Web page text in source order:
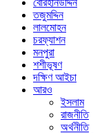
বোরহানউদ্দিন
তজুমদ্দিন
লালমোহন
চরফ্যাশন
মনপুরা
শশীভূষণ
দক্ষিণ আইচা
আরও
ইসলাম
রাজনীতি
অর্থনীতি